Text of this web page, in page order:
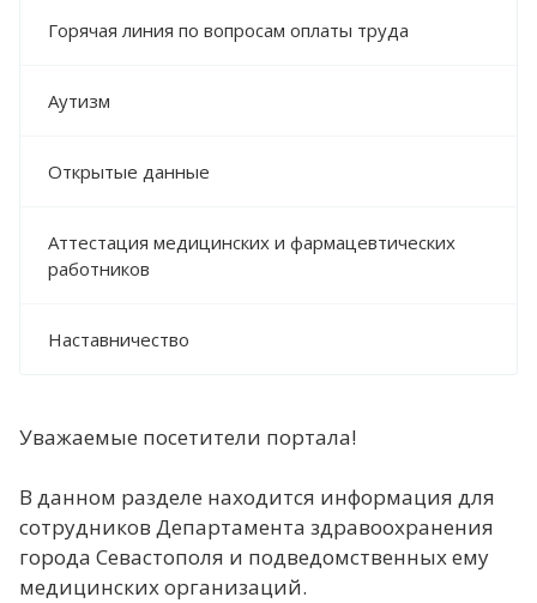
Горячая линия по вопросам оплаты труда
Аутизм
Открытые данные
Аттестация медицинских и фармацевтических
работников
Наставничество
Уважаемые посетители портала!
В данном разделе находится информация для
сотрудников Департамента здравоохранения
города Севастополя и подведомственных ему
медицинских организаций.
ГОСУДАРСТВЕННОГО ЗАДАНИЯ
НОВОСТИ
ИНФОГРАФИКА
ВИДЕО
ВАЖНОЕ
КОНТАКТЫ